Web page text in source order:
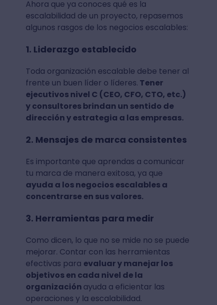
Ahora que ya conoces qué es la
escalabilidad de un proyecto, repasemos
algunos rasgos de los negocios escalables:
1. Liderazgo establecido
Toda organización escalable debe tener al
frente un buen líder o líderes. Tener
ejecutivos nivel C (CEO, CFO, CTO, etc.)
y consultores brindan un sentido de
dirección y estrategia a las empresas.
2. Mensajes de marca consistentes
Es importante que aprendas a comunicar
tu marca de manera exitosa, ya que
ayuda a los negocios escalables a
concentrarse en sus valores.
3. Herramientas para medir
Como dicen, lo que no se mide no se puede
mejorar. Contar con las herramientas
efectivas para evaluar y manejar los
objetivos en cada nivel de la
organización ayuda a eficientar las
operaciones y la escalabilidad.